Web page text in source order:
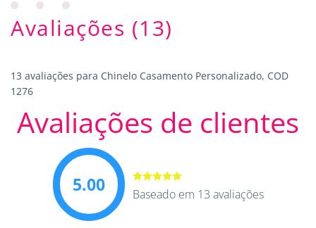
Avaliações (13)
13 avaliações para Chinelo Casamento Personalizado, COD
1276
Avaliações de clientes
5.00
Avaliação
5.00de 5
Baseado em 13 avaliações